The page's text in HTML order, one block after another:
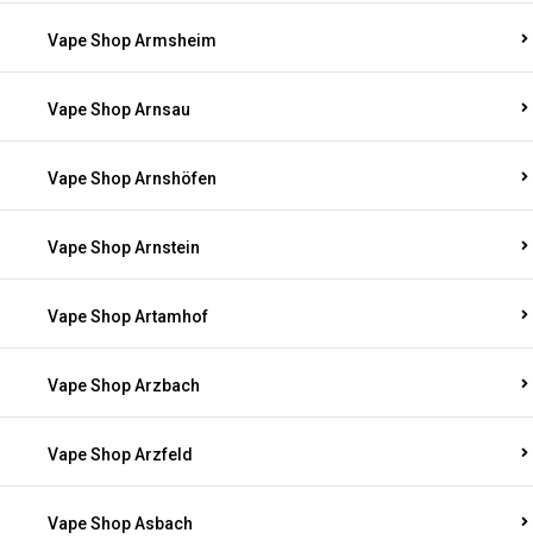
Vape Shop Armsheim
Vape Shop Arnsau
Vape Shop Arnshöfen
Vape Shop Arnstein
Vape Shop Artamhof
Vape Shop Arzbach
Vape Shop Arzfeld
Vape Shop Asbach